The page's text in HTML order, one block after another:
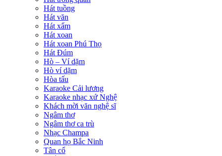
Hát tuồng
Hát văn
Hát xẩm
Hát xoan
Hát xoan Phú Thọ
Hát Đúm
Hò – Ví dặm
Hò ví dặm
Hòa tấu
Karaoke Cải lương
Karaoke nhạc xứ Nghệ
Khách mời văn nghệ sĩ
Ngâm thơ
Ngâm thơ ca trù
Nhạc Champa
Quan họ Bắc Ninh
Tân cổ